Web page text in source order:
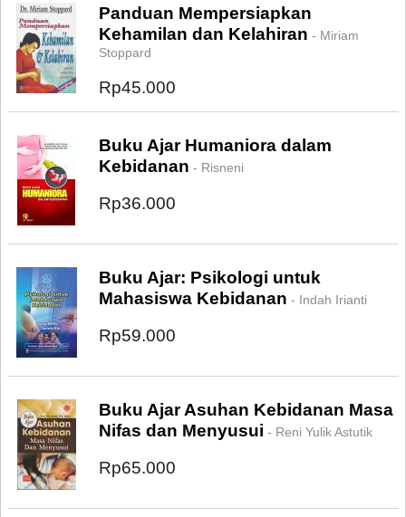
Panduan Mempersiapkan
Kehamilan dan Kelahiran - Miriam
Stoppard
Rp45.000
Buku Ajar Humaniora dalam
Kebidanan - Risneni
Rp36.000
Buku Ajar: Psikologi untuk
Mahasiswa Kebidanan - Indah Irianti
Rp59.000
Buku Ajar Asuhan Kebidanan Masa
Nifas dan Menyusui - Reni Yulik Astutik
Rp65.000